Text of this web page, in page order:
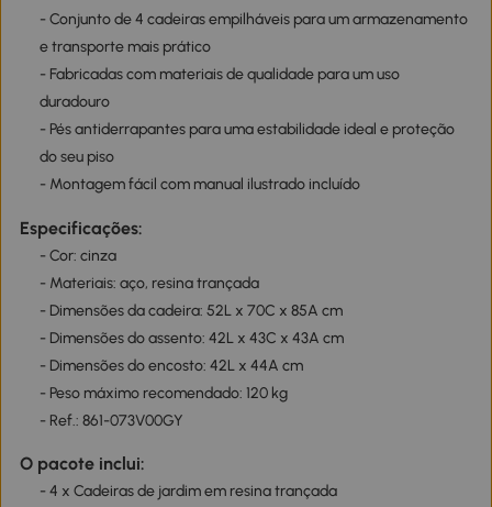
- Conjunto de 4 cadeiras empilháveis para um armazenamento
e transporte mais prático
- Fabricadas com materiais de qualidade para um uso
duradouro
- Pés antiderrapantes para uma estabilidade ideal e proteção
do seu piso
- Montagem fácil com manual ilustrado incluído
Especificações:
- Cor: cinza
- Materiais: aço, resina trançada
- Dimensões da cadeira: 52L x 70C x 85A cm
- Dimensões do assento: 42L x 43C x 43A cm
- Dimensões do encosto: 42L x 44A cm
- Peso máximo recomendado: 120 kg
- Ref.: 861-073V00GY
O pacote inclui:
- 4 x Cadeiras de jardim em resina trançada